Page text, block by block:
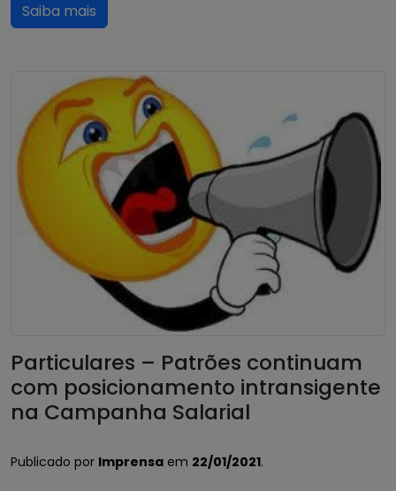
Saiba mais
Particulares – Patrões continuam
com posicionamento intransigente
na Campanha Salarial
Publicado por Imprensa em 22/01/2021.